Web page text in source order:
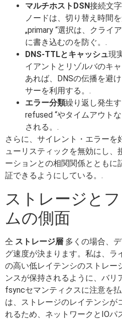
マルチホストDSN接続文
ノードは、切り替え時間
„primary “選択は、クライ
に書き込むのを防ぐ。.
DNS-TTLとキャッシュ現
イアントとリゾルバのキ
あれば、DNSの伝播を避
サーを利用する。.
エラー分類繰り返し発生
refused “やタイムアウト
される。.
さらに、サイレント・エラーを
ューリスティックを無効にし、
ーションとの相関関係とともに
証できるようにしている。.
ストレージと
ムの側面
仝 ストレージ層 多くの場合、
グ速度が決まります。私は、ラ
の高い低レイテンシのストレー
ンスが保持されるように、バリ
fsyncセマンティクスに注意を
は、ストレージのレイテンシが
れるため、ネットワークとIO